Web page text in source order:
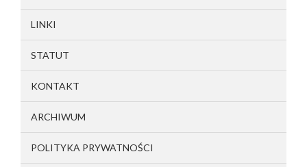
LINKI
STATUT
KONTAKT
ARCHIWUM
POLITYKA PRYWATNOŚCI